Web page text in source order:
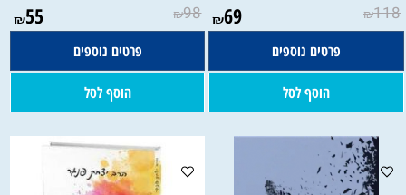
₪118
₪69
פרטים נוספים
הוסף לסל
₪98
₪55
פרטים נוספים
הוסף לסל